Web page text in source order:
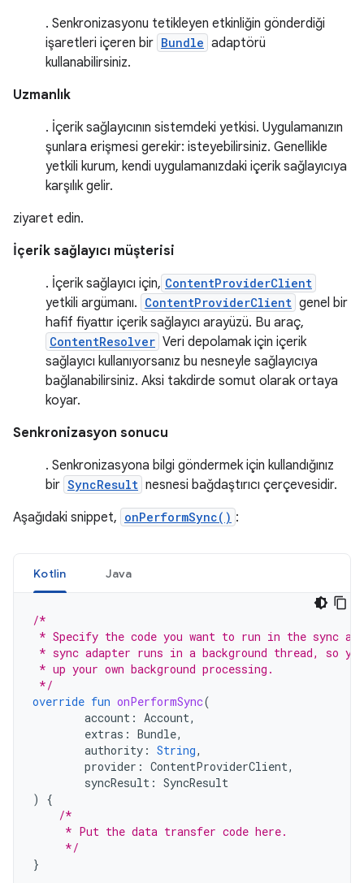
. Senkronizasyonu tetikleyen etkinliğin gönderdiği
işaretleri içeren bir Bundle adaptörü
kullanabilirsiniz.
Uzmanlık
. İçerik sağlayıcının sistemdeki yetkisi. Uygulamanızın
şunlara erişmesi gerekir: isteyebilirsiniz. Genellikle
yetkili kurum, kendi uygulamanızdaki içerik sağlayıcıya
karşılık gelir.
ziyaret edin.
İçerik sağlayıcı müşterisi
. İçerik sağlayıcı için, ContentProviderClient
yetkili argümanı. ContentProviderClient genel bir
hafif fiyattır içerik sağlayıcı arayüzü. Bu araç,
ContentResolver Veri depolamak için içerik
sağlayıcı kullanıyorsanız bu nesneyle sağlayıcıya
bağlanabilirsiniz. Aksi takdirde somut olarak ortaya
koyar.
Senkronizasyon sonucu
. Senkronizasyona bilgi göndermek için kullandığınız
bir SyncResult nesnesi bağdaştırıcı çerçevesidir.
Aşağıdaki snippet, onPerformSync() :
Kotlin Java
/*
* Specify the code you want to run in the sync
* sync adapter runs in a background thread, so
* up your own background processing.
*/
override fun onPerformSync(
account : Account,
extras : Bundle,
authority : String,
provider : ContentProviderClient,
syncResult : SyncResult
)
{
/*
     * Put the data transfer code here.
     */
}